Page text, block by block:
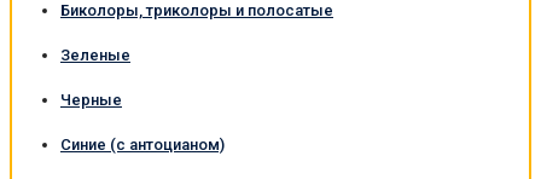
Биколоры, триколоры и полосатые
Зеленые
Черные
Синие (с антоцианом)